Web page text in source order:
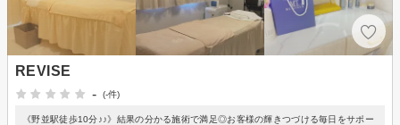
REVISE
-
(-件)
《野並駅徒歩10分♪♪》結果の分かる施術で満足◎お客様の輝きつづける毎日をサポー